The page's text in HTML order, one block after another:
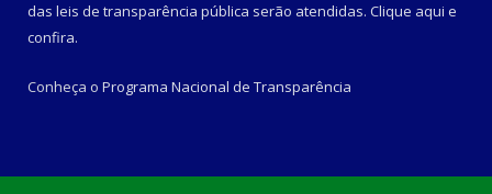
das leis de transparência pública serão atendidas. Clique aqui e
confira.
Conheça o Programa Nacional de Transparência